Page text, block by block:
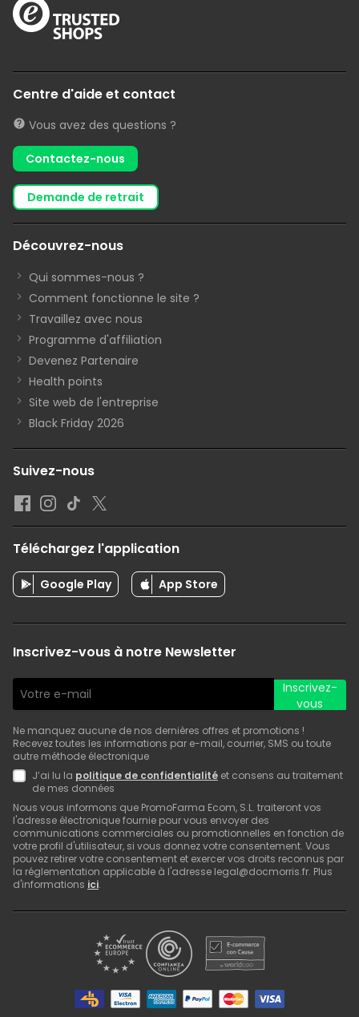
Centre d'aide et contact
Vous avez des questions ?
Contactez-nous
demande de retrait
Découvrez-nous
Qui sommes-nous ?
Comment fonctionne le site ?
Travaillez avec nous
Programme d'affiliation
Devenez Partenaire
Health points
Site web de l'entreprise
Black Friday 2026
Suivez-nous
Téléchargez l'application
Google Play App Store
Inscrivez-vous à notre Newsletter
Inscrivez-
vous
Ne manquez aucune de nos dernières offres et promotions !
Recevez toutes les informations par e-mail, courrier, SMS ou toute
autre méthode électronique
J’ai lu la politique de confidentialité et consens au traitement
de mes données
Nous vous informons que PromoFarma Ecom, S.L. traiteront vos
l'adresse électronique fournie pour vous envoyer des
communications commerciales ou promotionnelles en fonction de
votre profil d'utilisateur, si vous donnez votre consentement. Vous
pouvez retirer votre consentement et exercer vos droits reconnus par
la réglementation applicable à l'adresse legal@docmorris.fr. Plus
d'informations ici.